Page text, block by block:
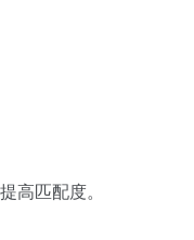
高匹配度。